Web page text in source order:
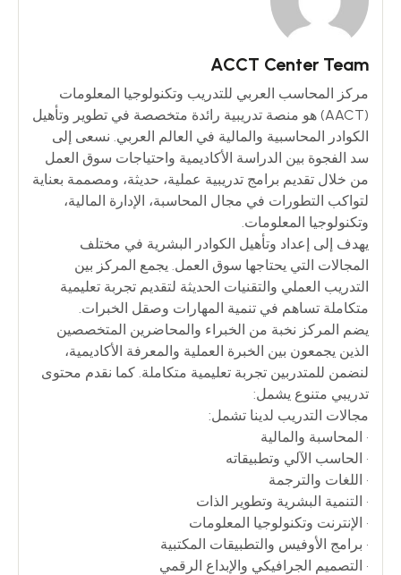
ACCT Center Team
مركز المحاسب العربي للتدريب وتكنولوجيا المعلومات
(AACT) هو منصة تدريبية رائدة متخصصة في تطوير وتأهيل
الكوادر المحاسبية والمالية في العالم العربي. نسعى إلى
سد الفجوة بين الدراسة الأكاديمية واحتياجات سوق العمل
من خلال تقديم برامج تدريبية عملية، حديثة، ومصممة بعناية
لتواكب التطورات في مجال المحاسبة، الإدارة المالية،
وتكنولوجيا المعلومات.
يهدف إلى إعداد وتأهيل الكوادر البشرية في مختلف
المجالات التي يحتاجها سوق العمل. يجمع المركز بين
التدريب العملي والتقنيات الحديثة لتقديم تجربة تعليمية
متكاملة تساهم في تنمية المهارات وصقل الخبرات.
يضم المركز نخبة من الخبراء والمحاضرين المتخصصين
الذين يجمعون بين الخبرة العملية والمعرفة الأكاديمية،
لنضمن للمتدربين تجربة تعليمية متكاملة. كما نقدم محتوى
تدريبي متنوع يشمل:
مجالات التدريب لدينا تشمل:
• المحاسبة والمالية
• الحاسب الآلي وتطبيقاته
• اللغات والترجمة
• التنمية البشرية وتطوير الذات
• الإنترنت وتكنولوجيا المعلومات
• برامج الأوفيس والتطبيقات المكتبية
• التصميم الجرافيكي والإبداع الرقمي